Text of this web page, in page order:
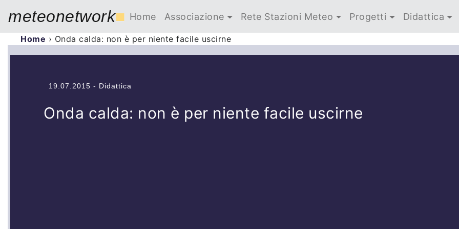
meteonetwork■ Home Associazione Rete Stazioni Meteo Progetti Didattica
Home › Onda calda: non è per niente facile uscirne
19.07.2015 - Didattica
Onda calda: non è per niente facile uscirne